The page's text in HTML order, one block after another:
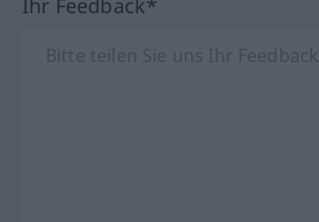
Ihr Feedback*